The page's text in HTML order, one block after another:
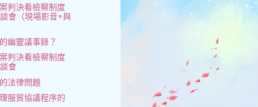
案判決看檢察制度
會（現場影音+與
幽靈議事錄？
案判決看檢察制度
會
法律問題
服貿協議程序的